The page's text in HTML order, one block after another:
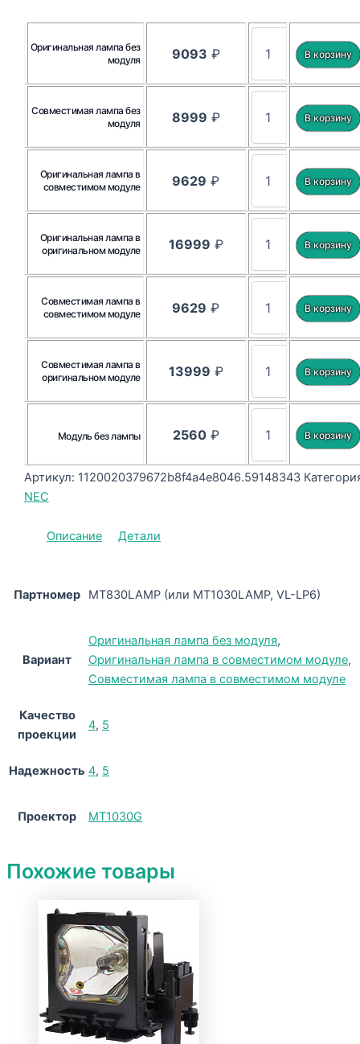
Оригинальная лампа без
модуля
9093 ₽
Совместимая лампа без
модуля
8999 ₽
Оригинальная лампа в
совместимом модуле
9629 ₽
Оригинальная лампа в
оригинальном модуле
16999 ₽
Совместимая лампа в
совместимом модуле
9629 ₽
Совместимая лампа в
оригинальном модуле
13999 ₽
Модуль без лампы 2560₽
Артикул: 1120020379672b8f4a4e8046.59148343
NEC
Описание Детали
Партномер MT830LAMP (или MT1030LAMP, VL-LP6)
Вариант
Оригинальная лампа без модуля,
Оригинальная лампа в совместимом модуле,
Совместимая лампа в совместимом модуле
Качество
проекции
4, 5
Надежность 4, 5
Проектор MT1030G
Похожие товары